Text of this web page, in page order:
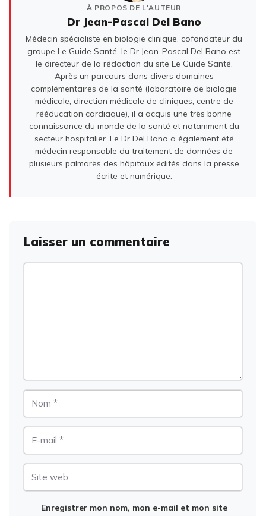
À PROPOS DE L'AUTEUR
Dr Jean-Pascal Del Bano
Médecin spécialiste en biologie clinique, cofondateur du
groupe Le Guide Santé, le Dr Jean-Pascal Del Bano est
le directeur de la rédaction du site Le Guide Santé.
Après un parcours dans divers domaines
complémentaires de la santé (laboratoire de biologie
médicale, direction médicale de cliniques, centre de
rééducation cardiaque), il a acquis une très bonne
connaissance du monde de la santé et notamment du
secteur hospitalier. Le Dr Del Bano a également été
médecin responsable du traitement de données de
plusieurs palmarès des hôpitaux édités dans la presse
écrite et numérique.
Laisser un commentaire
Enregistrer mon nom, mon e-mail et mon site